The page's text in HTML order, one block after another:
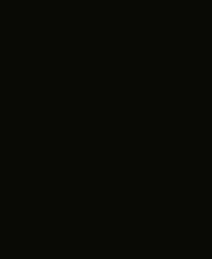
onglet
dans un nouvel onglet
un nouvel onglet
dans un nouvel onglet